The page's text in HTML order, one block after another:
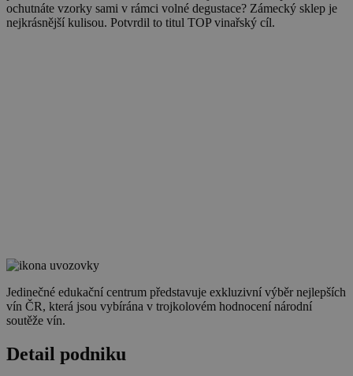
ochutnáte vzorky sami v rámci volné degustace? Zámecký sklep je
nejkrásnější kulisou. Potvrdil to titul TOP vinařský cíl.
Jedinečné edukační centrum představuje exkluzivní výběr nejlepších
vín ČR, která jsou vybírána v trojkolovém hodnocení národní
soutěže vín.
Detail podniku